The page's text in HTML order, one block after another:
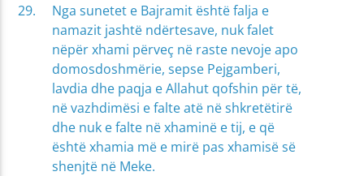
Nga sunetet e Bajramit është falja e
namazit jashtë ndërtesave, nuk falet
nëpër xhami përveç në raste nevoje apo
domosdoshmërie, sepse Pejgamberi,
lavdia dhe paqja e Allahut qofshin për të,
në vazhdimësi e falte atë në shkretëtirë
dhe nuk e falte në xhaminë e tij, e që
është xhamia më e mirë pas xhamisë së
shenjtë në Meke.